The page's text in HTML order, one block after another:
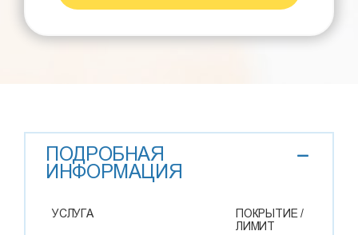
ПОДРОБНАЯ
ИНФОРМАЦИЯ
УСЛУГА
ПОКРЫТИЕ /
ЛИМИТ